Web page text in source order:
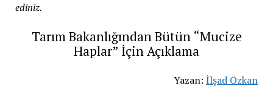
ediniz.
Tarım Bakanlığından Bütün “Mucize
Haplar” İçin Açıklama
Yazan:İlşad Özkan